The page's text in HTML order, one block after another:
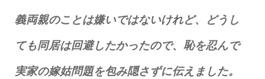
義両親のことは嫌いではないけれど、どうし
ても同居は回避したかったので、恥を忍んで
実家の嫁姑問題を包み隠さずに伝えました。